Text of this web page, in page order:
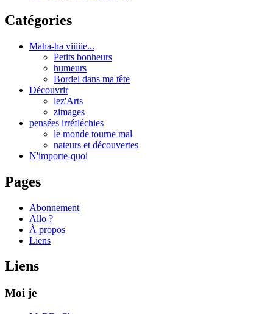
Catégories
Maha-ha viiiiie...
Petits bonheurs
humeurs
Bordel dans ma tête
Découvrir
lez'Arts
zimages
pensées irréfléchies
le monde tourne mal
nateurs et découvertes
N'importe-quoi
Pages
Abonnement
Allo ?
À propos
Liens
Liens
Moi je